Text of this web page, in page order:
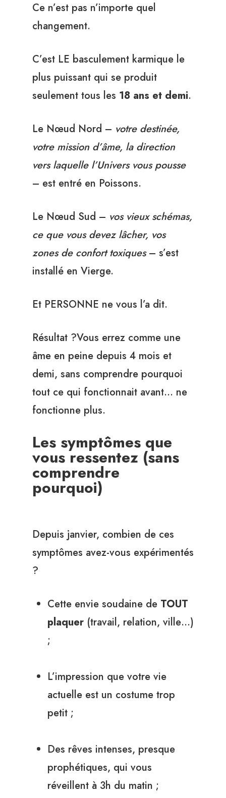
Ce n’est pas n’importe quel
changement.
C’est LE basculement karmique le
plus puissant qui se produit
seulement tous les 18 ans et demi.
Le Nœud Nord – votre destinée,
votre mission d’âme, la direction
vers laquelle l’Univers vous pousse
– est entré en Poissons.
Le Nœud Sud – vos vieux schémas,
ce que vous devez lâcher, vos
zones de confort toxiques– s’est
installé en Vierge.
Et PERSONNE ne vous l’a dit.
Résultat ?Vous errez comme une
âme en peine depuis 4 mois et
demi, sans comprendre pourquoi
tout ce qui fonctionnait avant… ne
fonctionne plus.
Les symptômes que
vous ressentez (sans
comprendre
pourquoi)
Depuis janvier, combien de ces
symptômes avez-vous expérimentés
?
Cette envie soudaine de TOUT
plaquer (travail, relation, ville…)
;
L’impression que votre vie
actuelle est un costume trop
petit ;
Des rêves intenses, presque
prophétiques, qui vous
réveillent à 3h du matin ;